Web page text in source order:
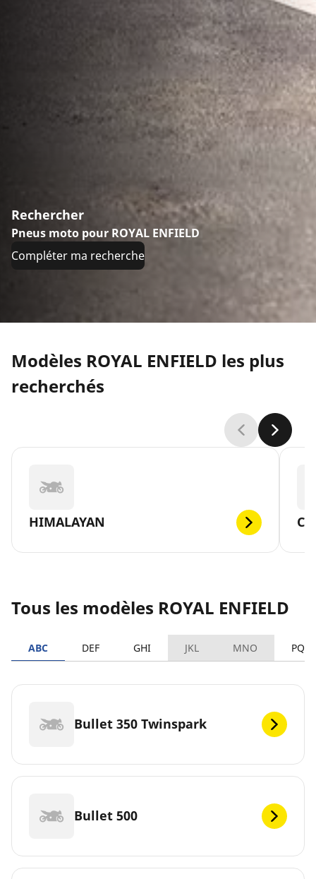
Rechercher
Pneus moto pour ROYAL ENFIELD
Compléter ma recherche
Modèles ROYAL ENFIELD les plus
recherchés
HIMALAYAN
Tous les modèles ROYAL ENFIELD
ABC DEF GHI JKL MNO PQRS
Bullet 350 Twinspark
Bullet 500